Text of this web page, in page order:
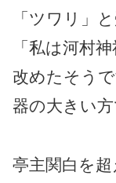
「ツワリ」
「私は河村
改めたそうで
器の大きい方
亭主関白を